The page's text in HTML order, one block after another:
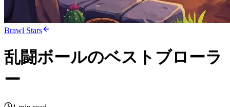
Brawl Stars
乱闘ボールのベストブローラ
ー